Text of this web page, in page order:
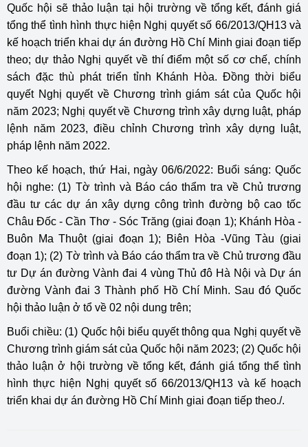
Quốc hội sẽ thảo luận tại hội trường về tổng kết, đánh giá
tổng thể tình hình thực hiện Nghị quyết số 66/2013/QH13 và
kế hoạch triển khai dự án đường Hồ Chí Minh giai đoạn tiếp
theo; dự thảo Nghị quyết về thí điểm một số cơ chế, chính
sách đặc thù phát triển tỉnh Khánh Hòa. Đồng thời biểu
quyết Nghị quyết về Chương trình giám sát của Quốc hội
năm 2023; Nghị quyết về Chương trình xây dựng luật, pháp
lệnh năm 2023, điều chỉnh Chương trình xây dựng luật,
pháp lệnh năm 2022.
Theo kế hoạch, thứ Hai, ngày 06/6/2022: Buổi sáng: Quốc
hội nghe: (1) Tờ trình và Báo cáo thẩm tra về Chủ trương
đầu tư các dự án xây dựng công trình đường bộ cao tốc
Châu Đốc - Cần Thơ - Sóc Trăng (giai đoạn 1); Khánh Hòa -
Buôn Ma Thuột (giai đoạn 1); Biên Hòa -Vũng Tàu (giai
đoạn 1); (2) Tờ trình và Báo cáo thẩm tra về Chủ trương đầu
tư Dự án đường Vành đai 4 vùng Thủ đô Hà Nội và Dự án
đường Vành đai 3 Thành phố Hồ Chí Minh. Sau đó Quốc
hội thảo luận ở tổ về 02 nội dung trên;
Buổi chiều: (1) Quốc hội biểu quyết thông qua Nghị quyết về
Chương trình giám sát của Quốc hội năm 2023; (2) Quốc hội
thảo luận ở hội trường về tổng kết, đánh giá tổng thể tình
hình thực hiện Nghị quyết số 66/2013/QH13 và kế hoạch
triển khai dự án đường Hồ Chí Minh giai đoạn tiếp theo./.